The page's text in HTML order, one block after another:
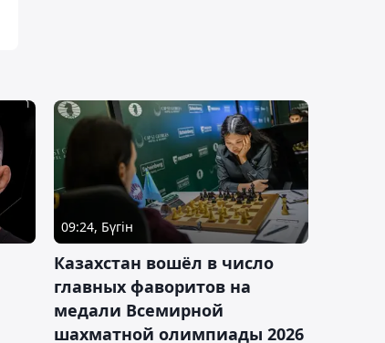
09:24, Бүгін
Казахстан вошёл в число
главных фаворитов на
медали Всемирной
шахматной олимпиады 2026